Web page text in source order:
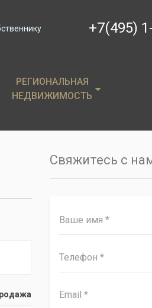
+7(495)
РЕГИОНАЛЬНАЯ
НЕДВИЖИМОСТЬ
РЕГИОНАЛЬНАЯ
НЕДВИЖИМОСТЬ
Свяжитесь с